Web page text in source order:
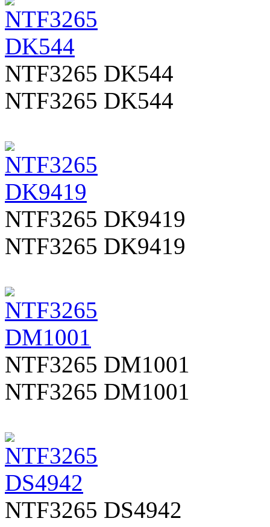
NTF3265 DK544
NTF3265 DK544
NTF3265 DK9419
NTF3265 DK9419
NTF3265 DM1001
NTF3265 DM1001
NTF3265 DS4942